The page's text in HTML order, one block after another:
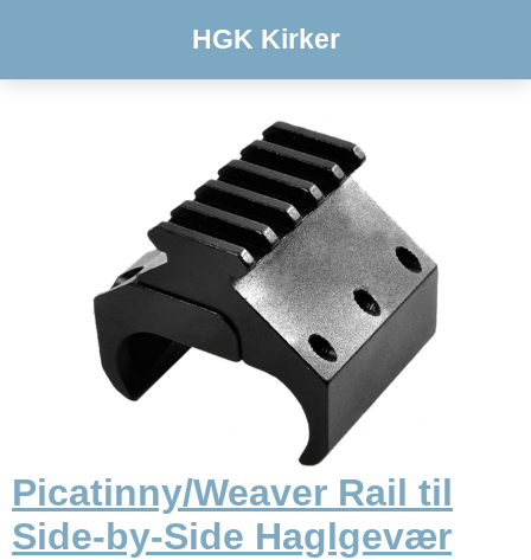
HGK Kirker
Picatinny/Weaver Rail til
Side-by-Side Haglgevær